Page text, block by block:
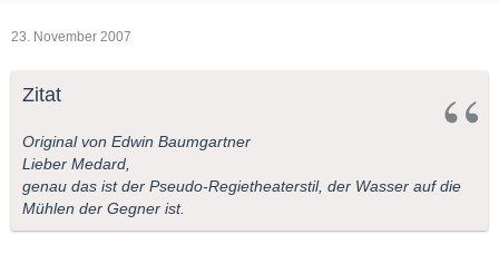
23. November 2007
Zitat
Original von Edwin Baumgartner
Lieber Medard,
genau das ist der Pseudo-Regietheaterstil, der Wasser auf die
Mühlen der Gegner ist.